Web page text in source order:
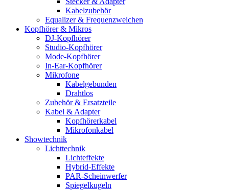
Kabelzubehör
Equalizer & Frequenzweichen
Kopfhörer & Mikros
DJ-Kopfhörer
Studio-Kopfhörer
Mode-Kopfhörer
In-Ear-Kopfhörer
Mikrofone
Kabelgebunden
Drahtlos
Zubehör & Ersatzteile
Kabel & Adapter
Kopfhörerkabel
Mikrofonkabel
Showtechnik
Lichttechnik
Lichteffekte
Hybrid-Effekte
PAR-Scheinwerfer
Spiegelkugeln